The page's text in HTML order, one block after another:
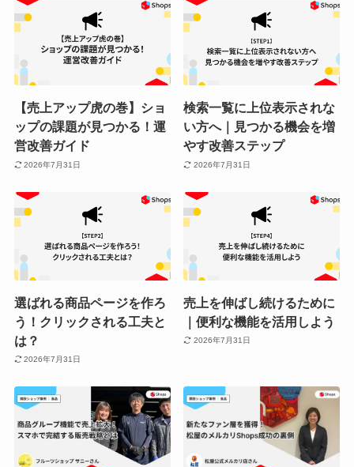
【売上アップ虎の巻】ショ
ップの課題が見つかる！運
営改善ガイド
2026年7月31日
検索一覧に上位表示されな
い方へ｜見つかる機会を増
やす改善ステップ
2026年7月31日
選ばれる商品ページを作ろ
う！クリックされる工夫と
は？
2026年7月31日
売上を伸ばし続けるために
｜便利な機能を活用しよう
2026年7月31日